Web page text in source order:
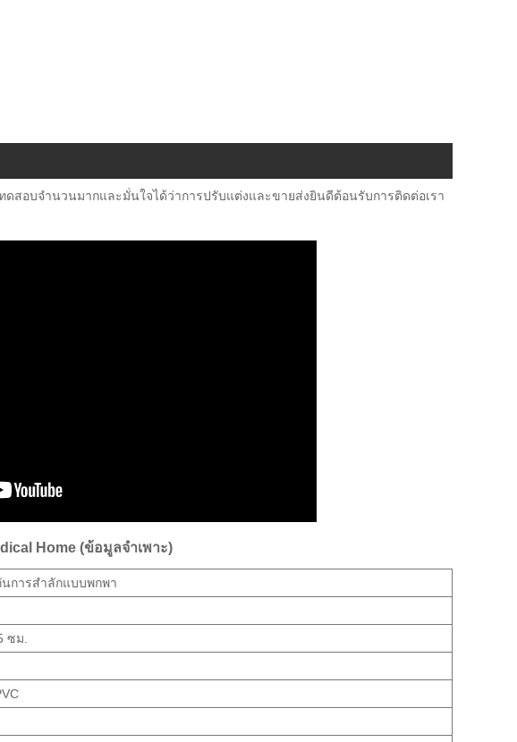
สอบจำนวนมากและมั่นใจได้ว่าการปรับแต่งและขายส่งยินดีต้อนรับการติดต่อเรา
Home (ข้อมูลจำเพาะ)
การสำลักแบบพกพา
ซม.